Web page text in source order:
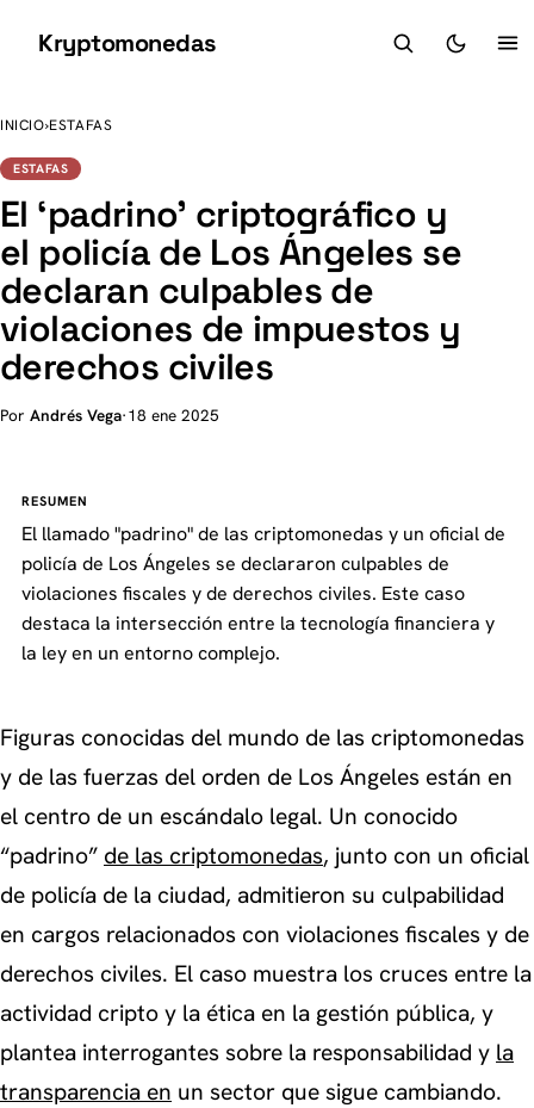
Kryptomonedas
INICIO›ESTAFAS
ESTAFAS
El ‘padrino’ criptográfico y
el policía de Los Ángeles se
declaran culpables de
violaciones de impuestos y
derechos civiles
Por Andrés Vega·18 ene 2025
RESUMEN
El llamado "padrino" de las criptomonedas y un oficial de
policía de Los Ángeles se declararon culpables de
violaciones fiscales y de derechos civiles. Este caso
destaca la intersección entre la tecnología financiera y
la ley en un entorno complejo.
Figuras conocidas del mundo de las criptomonedas
y de las fuerzas del orden de Los Ángeles están en
el centro de un escándalo legal. Un conocido
“padrino” de las criptomonedas, junto con un oficial
de policía de la ciudad, admitieron su culpabilidad
en cargos relacionados con violaciones fiscales y de
derechos civiles. El caso muestra los cruces entre la
actividad cripto y la ética en la gestión pública, y
plantea interrogantes sobre la responsabilidad y la
transparencia en un sector que sigue cambiando.